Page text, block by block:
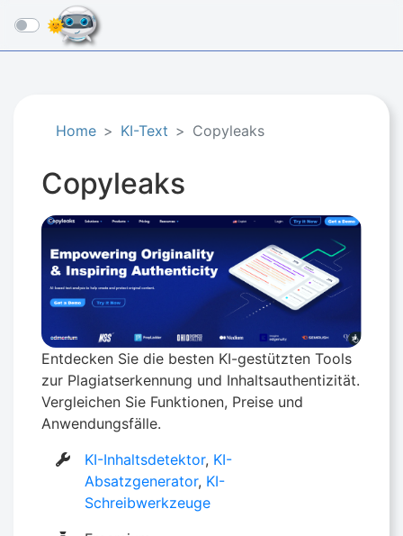
☰
Home KI-Text Copyleaks
Copyleaks
Entdecken Sie die besten KI-gestützten Tools
zur Plagiatserkennung und Inhaltsauthentizität.
Vergleichen Sie Funktionen, Preise und
Anwendungsfälle.
KI-Inhaltsdetektor, KI-
Absatzgenerator, KI-
Schreibwerkzeuge